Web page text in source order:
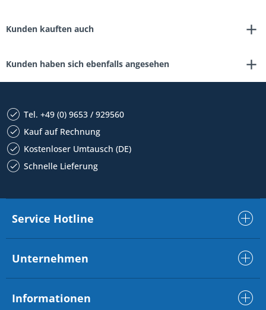
Kunden kauften auch
Kunden haben sich ebenfalls angesehen
Tel. +49 (0) 9653 / 929560
Kauf auf Rechnung
Kostenloser Umtausch (DE)
Schnelle Lieferung
Service Hotline
Unternehmen
Informationen